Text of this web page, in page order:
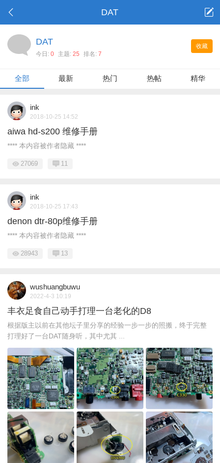
DAT
收藏
DAT
今日: 0 主题: 25 排名: 7
全部 最新 热门 热帖 精华
ink
2018-10-25 14:52
aiwa hd-s200 维修手册
**** 本内容被作者隐藏 ****
27069 11
ink
2018-10-25 17:43
denon dtr-80p维修手册
**** 本内容被作者隐藏 ****
28943 13
wushuangbuwu
2022-4-3 10:19
丰衣足食自己动手打理一台老化的D8
根据版主以前在其他坛子里分享的经验一步一步的照搬，终于完整
打理好了一台DAT随身听，其中尤其 ...